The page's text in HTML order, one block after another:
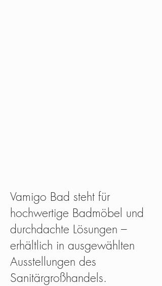
Vamigo Bad steht für
hochwertige Badmöbel und
durchdachte Lösungen –
erhältlich in ausgewählten
Ausstellungen des
Sanitärgroßhandels.